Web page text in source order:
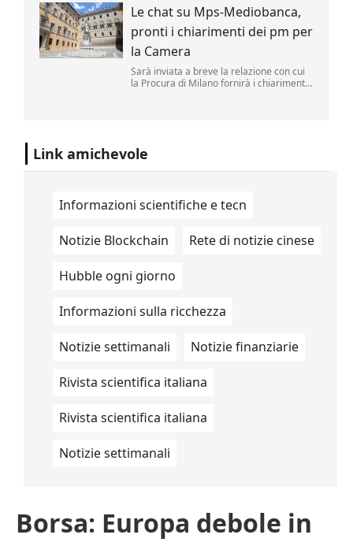
per le italiane nel 2025 (era 33,3 nel
2024) e 31,4 anni per le cittadine
straniere.
Le chat su Mps-Mediobanca,
pronti i chiarimenti dei pm per
la Camera
Sarà inviata a breve la relazione con cui
la Procura di Milano fornirà i chiarimenti
Link amichevole
Informazioni scientifiche e tecn
Notizie Blockchain Rete di notizie cinese
Hubble ogni giorno
Informazioni sulla ricchezza
Notizie settimanali Notizie finanziarie
Rivista scientifica italiana
Rivista scientifica italiana
Notizie settimanali
Borsa: Europa debole in